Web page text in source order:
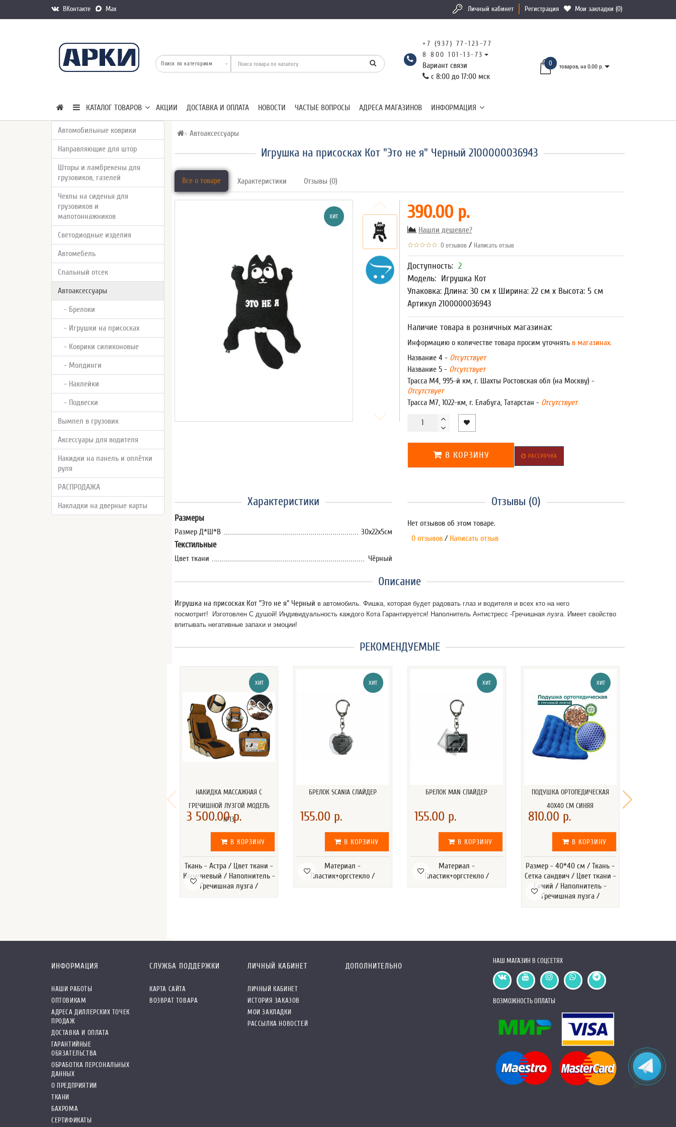
ВКонтакте Max Личный кабинет Регистрация Мои закладки (0)
+7 (937) 77-123-77
8 800 101-13-73
Вариант связи
с 8:00 до 17:00 мск
0 товаров, на 0.00 р.
КАТАЛОГ ТОВАРОВ АКЦИИ ДОСТАВКА И ОПЛАТА НОВОСТИ ЧАСТЫЕ ВОПРОСЫ АДРЕСА МАГАЗИНОВ ИНФОРМАЦИЯ
Автомобильные коврики
Направляющие для штор
Шторы и ламбрекены для
грузовиков, газелей
Чехлы на сиденья для
грузовиков и
малотоннажников
Светодиодные изделия
Автомебель
Спальный отсек
Автоаксессуары
- Брелоки
- Игрушки на присосках
- Коврики силиконовые
- Молдинги
- Наклейки
- Подвески
Вымпел в грузовик
Аксессуары для водителя
Накидки на панель и оплётки
руля
РАСПРОДАЖА
Накладки на дверные карты
Автоаксессуары
Игрушка на присосках Кот "Это не я" Черный 2100000036943
Все о товаре Характеристики Отзывы (0)
ХИТ 390.00 р.
Нашли дешевле?
0 отзывов / Написать отзыв
Доступность: 2
Модель: Игрушка Кот
Упаковка: Длина: 30 см x Ширина: 22 см x Высота: 5 см
Артикул 2100000036943
Наличие товара в розничных магазинах:
Информацию о количестве товара просим уточнятьв магазинах.
Название 4 - Отсутствует
Название 5 - Отсутствует
Трасса М4, 995-й км, г. Шахты Ростовская обл (на Москву) -
Отсутствует
Трасса М7, 1022-км, г. Елабуга, Татарстан - Отсутствует
В КОРЗИНУ РАССРОЧКА
Характеристики
Размеры
Размер Д*Ш*В 30х22х5см
Текстильные
Цвет ткани Чёрный
Отзывы (0)
Нет отзывов об этом товаре.
0 отзывов / Написать отзыв
Описание
Игрушка на присосках Кот "Это не я" Черный в автомобиль. Фишка, которая будет радовать глаз и водителя и всех кто на него
посмотрит! Изготовлен С душой! Индивидуальность каждого Кота Гарантируется! Наполнитель Антистресс -Гречишная лузга. Имеет свойство
впитывать негативные запахи и эмоции!
РЕКОМЕНДУЕМЫЕ
ХИТ
НАКИДКА МАССАЖНАЯ С
ГРЕЧИШНОЙ ЛУЗГОЙ МОДЕЛЬ
№13
3 500.00 р.
В КОРЗИНУ
Ткань - Астра / Цвет ткани -
Коричневый / Наполнитель -
Гречишная лузга /
ХИТ
БРЕЛОК SCANIA СЛАЙДЕР
155.00 р.
В КОРЗИНУ
Материал -
Пластик+оргстекло /
ХИТ
БРЕЛОК MAN СЛАЙДЕР
155.00 р.
В КОРЗИНУ
Материал -
Пластик+оргстекло /
ХИТ
ПОДУШКА ОРТОПЕДИЧЕСКАЯ
40Х40 СМ СИНЯЯ
810.00 р.
В КОРЗИНУ
Размер - 40*40 см / Ткань -
Сетка сандвич / Цвет ткани -
Синий / Наполнитель -
Гречишная лузга /
ИНФОРМАЦИЯ
НАШИ РАБОТЫ
ОПТОВИКАМ
АДРЕСА ДИЛЛЕРСКИХ ТОЧЕК
ПРОДАЖ
ДОСТАВКА И ОПЛАТА
ГАРАНТИЙНЫЕ
ОБЯЗАТЕЛЬСТВА
ОБРАБОТКА ПЕРСОНАЛЬНЫХ
ДАННЫХ
О ПРЕДПРИЯТИИ
ТКАНИ
БАХРОМА
СЕРТИФИКАТЫ
СЛУЖБА ПОДДЕРЖКИ
КАРТА САЙТА
ВОЗВРАТ ТОВАРА
ЛИЧНЫЙ КАБИНЕТ
ЛИЧНЫЙ КАБИНЕТ
ИСТОРИЯ ЗАКАЗОВ
МОИ ЗАКЛАДКИ
РАССЫЛКА НОВОСТЕЙ
ДОПОЛНИТЕЛЬНО
НАШ МАГАЗИН В СОЦСЕТЯХ
ВОЗМОЖНОСТЬ ОПЛАТЫ